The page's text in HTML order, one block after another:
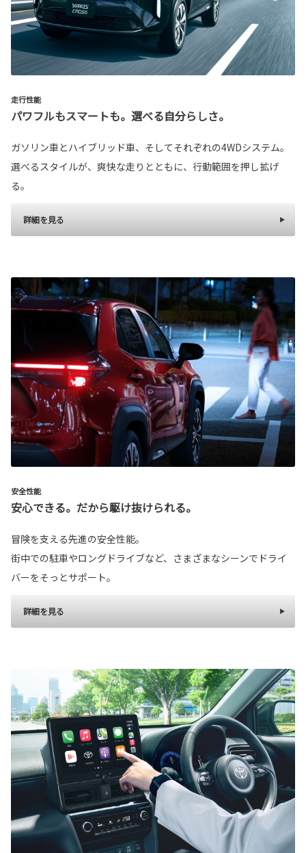
走行性能
パワフルもスマートも。選べる自分らしさ。
ガソリン車とハイブリッド車、そしてそれぞれの4WDシステム。
選べるスタイルが、爽快な走りとともに、行動範囲を押し拡げ
る。
詳細を見る
安全性能
安心できる。だから駆け抜けられる。
冒険を支える先進の安全性能。
街中での駐車やロングドライブなど、さまざまなシーンでドライ
バーをそっとサポート。
詳細を見る